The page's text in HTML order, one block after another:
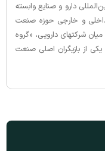
دارو و صنایع وابسته
داخلی و خارجی حوزه صنعت
شرکتهای دارویی، «گروه
از بازیگران اصلی صنعت